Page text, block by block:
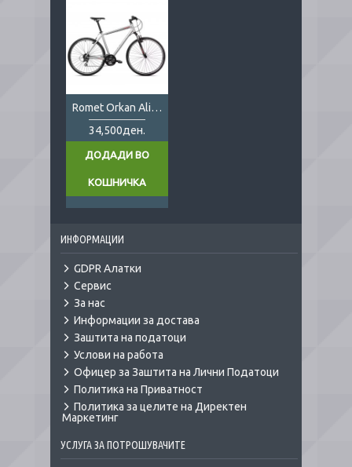
Romet Orkan Alivio 3x8
34,500ден.
ДОДАДИ ВО
КОШНИЧКА
ИНФОРМАЦИИ
GDPR Алатки
Сервис
За нас
Информации за достава
Заштита на податоци
Услови на работа
Офицер за Заштита на Лични Податоци
Политика на Приватност
Политика за целите на Директен
Маркетинг
УСЛУГА ЗА ПОТРОШУВАЧИТЕ